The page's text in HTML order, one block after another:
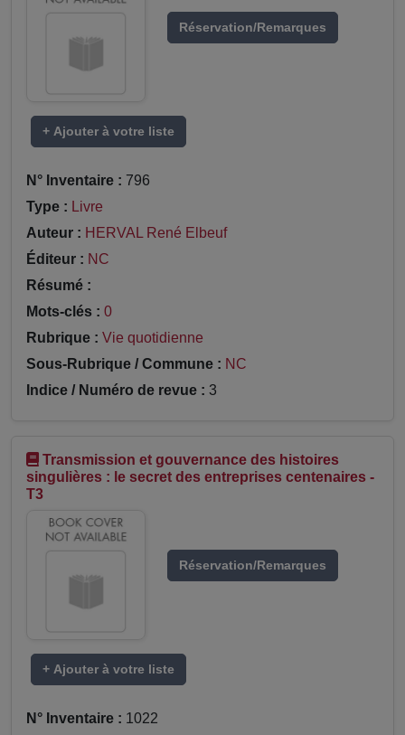
Réservation/Remarques
+ Ajouter à votre liste
N° Inventaire : 796
Type : Livre
Auteur : HERVAL René Elbeuf
Éditeur : NC
Résumé :
Mots-clés : 0
Rubrique : Vie quotidienne
Sous-Rubrique / Commune : NC
Indice / Numéro de revue : 3
Transmission et gouvernance des histoires
singulières : le secret des entreprises centenaires -
T3
Réservation/Remarques
+ Ajouter à votre liste
N° Inventaire : 1022